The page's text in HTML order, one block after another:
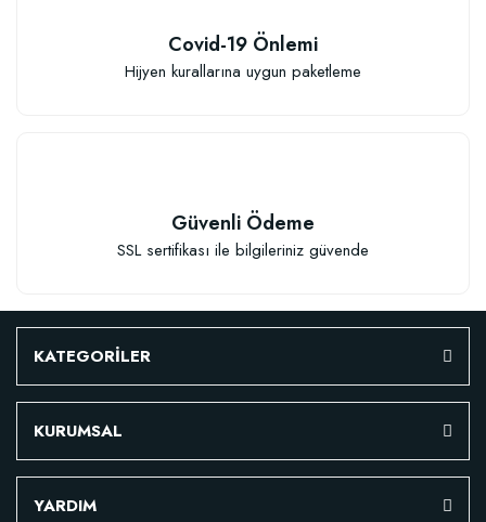
52,18 TL
Covid-19 Önlemi
Hijyen kurallarına uygun paketleme
Güvenli Ödeme
SSL sertifikası ile bilgileriniz güvende
KATEGORİLER
KURUMSAL
YARDIM